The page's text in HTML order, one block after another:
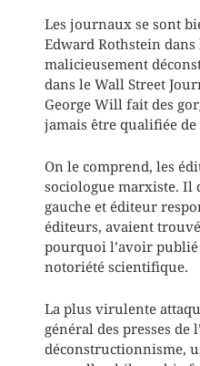
Les journaux se sont
Edward Rothstein dans
malicieusement
dans le Wall Street
George Will fait des
jamais être qualifiée de
On le comprend, les
sociologue marxiste. Il
gauche et éditeur
éditeurs, avaient
pourquoi l’avoir publié
notoriété scientifique.
La plus virulente
général des presses
déconstructionnisme,